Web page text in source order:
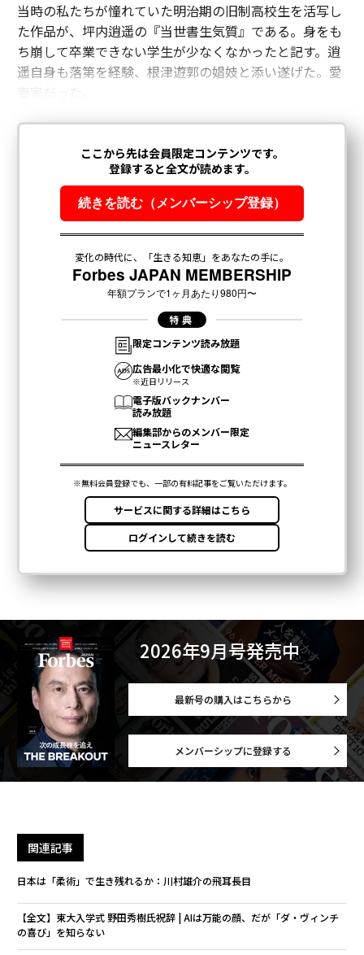
当時の私たちが憧れていた明治期の旧制高校生を活写し
た作品が、坪内逍遥の『当世書生気質』である。身をも
ち崩して卒業できない学生が少なくなかったと記す。逍
遥自身も落第を経験、根津遊郭の娼妓と添い遂げた。愛
2026年9月号発売中
最新号の購入はこちらから
メンバーシップに登録する
関連記事
日本は「柔術」で生き残れるか：川村雄介の飛耳長目
【全文】東大入学式 野田秀樹氏祝辞 | AIは万能の顔、だが「ダ・ヴィンチ
の喜び」を知らない